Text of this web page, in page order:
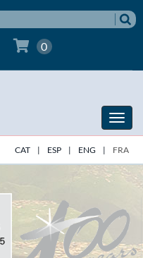
0
Toggle
CAT | ESP | ENG | FRA